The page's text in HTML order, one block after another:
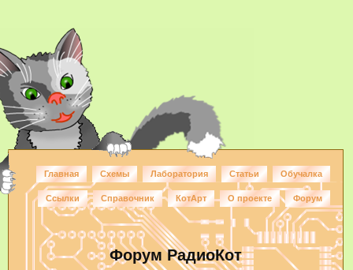
Главная Схемы Лаборатория Статьи Обучалка
Ссылки Справочник КотАрт О проекте Форум
Форум РадиоКот